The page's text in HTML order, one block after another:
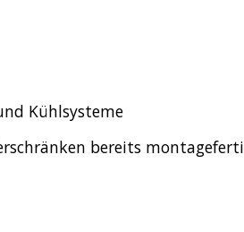
Kühlsysteme
bereits